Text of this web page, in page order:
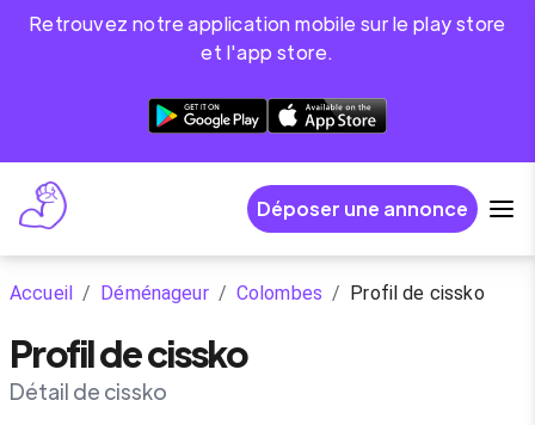
Retrouvez notre application mobile sur le play store
et l'app store.
Déposer une annonce
Accueil / Déménageur / Colombes / Profil de cissko
Profil de cissko
Détail de cissko